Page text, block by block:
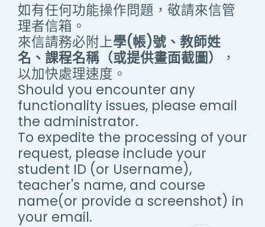
如有任何功能操作問題，敬請來信管
理者信箱。
來信請務必附上學(帳)號、教師姓
名、課程名稱（或提供畫面截圖）
，
以加快處理速度。
Should you encounter any
functionality issues, please email
the administrator.
To expedite the processing of your
request, please include your
student ID (or Username),
teacher's name, and course
name(or provide a screenshot) in
your email.